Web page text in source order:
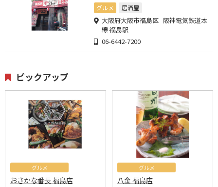
料理 造り・揚げ
グルメ 居酒屋
大阪府大阪市福島区 阪神電気鉄道本
線 福島駅
06-6442-7200
ピックアップ
グルメ
おさかな番長 福島店
グルメ
八金 福島店